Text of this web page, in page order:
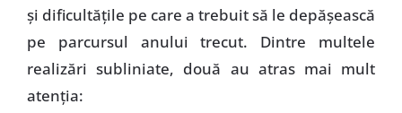
şi dificultăţile pe care a trebuit să le depăşească
pe parcursul anului trecut. Dintre multele
realizări subliniate, două au atras mai mult
atenţia: